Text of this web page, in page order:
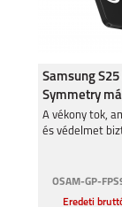
SAMSUNG GALAXY
A23 5G
Samsung S25
Symmetry
tok, Fekete
A vékony tok,
és védelmet
OSAM-GP-
Eredeti